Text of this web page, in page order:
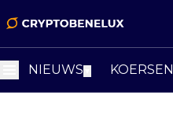
NIEUWS KOERSEN